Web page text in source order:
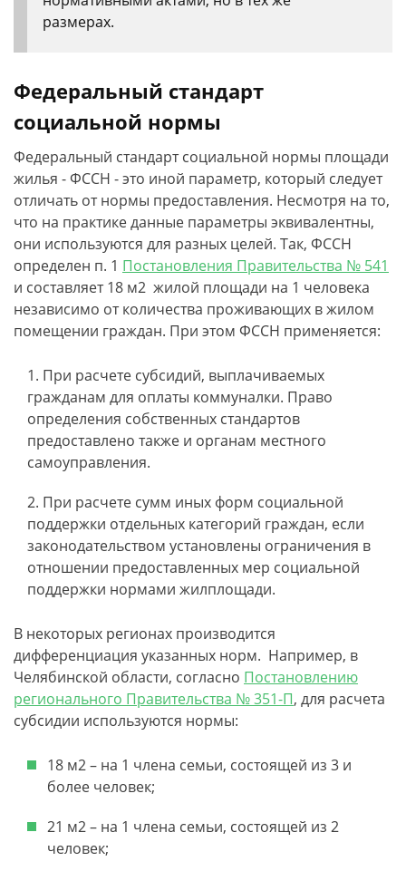
размерах.
Федеральный стандарт
социальной нормы
Федеральный стандарт социальной нормы площади
жилья - ФССН - это иной параметр, который следует
отличать от нормы предоставления. Несмотря на то,
что на практике данные параметры эквивалентны,
они используются для разных целей. Так, ФССН
определен п. 1 Постановления Правительства № 541
и составляет 18 м2 жилой площади на 1 человека
независимо от количества проживающих в жилом
помещении граждан. При этом ФССН применяется:
При расчете субсидий, выплачиваемых
гражданам для оплаты коммуналки. Право
определения собственных стандартов
предоставлено также и органам местного
самоуправления.
При расчете сумм иных форм социальной
поддержки отдельных категорий граждан, если
законодательством установлены ограничения в
отношении предоставленных мер социальной
поддержки нормами жилплощади.
В некоторых регионах производится
дифференциация указанных норм. Например, в
Челябинской области, согласно Постановлению
регионального Правительства № 351-П, для расчета
субсидии используются нормы:
18 м2 – на 1 члена семьи, состоящей из 3 и
более человек;
21 м2 – на 1 члена семьи, состоящей из 2
человек;